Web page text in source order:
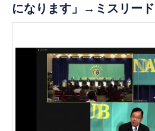
になります」→ミスリード